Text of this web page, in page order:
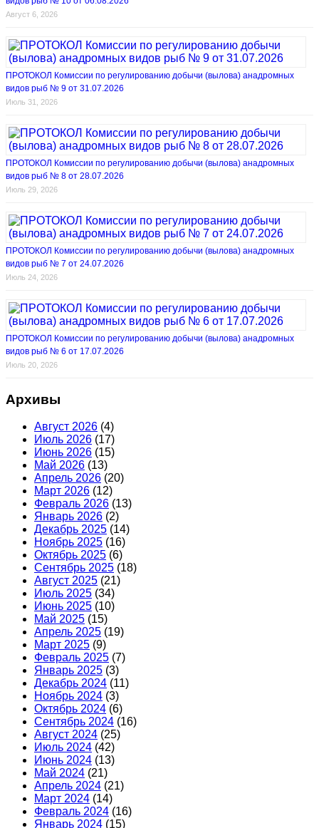
Август 6, 2026
ПРОТОКОЛ Комиссии по регулированию добычи (вылова) анадромных
видов рыб № 9 от 31.07.2026
Июль 31, 2026
ПРОТОКОЛ Комиссии по регулированию добычи (вылова) анадромных
видов рыб № 8 от 28.07.2026
Июль 29, 2026
ПРОТОКОЛ Комиссии по регулированию добычи (вылова) анадромных
видов рыб № 7 от 24.07.2026
Июль 24, 2026
ПРОТОКОЛ Комиссии по регулированию добычи (вылова) анадромных
видов рыб № 6 от 17.07.2026
Июль 20, 2026
Архивы
Август 2026 (4)
Июль 2026 (17)
Июнь 2026 (15)
Май 2026 (13)
Апрель 2026 (20)
Март 2026 (12)
Февраль 2026 (13)
Январь 2026 (2)
Декабрь 2025 (14)
Ноябрь 2025 (16)
Октябрь 2025 (6)
Сентябрь 2025 (18)
Август 2025 (21)
Июль 2025 (34)
Июнь 2025 (10)
Май 2025 (15)
Апрель 2025 (19)
Март 2025 (9)
Февраль 2025 (7)
Январь 2025 (3)
Декабрь 2024 (11)
Ноябрь 2024 (3)
Октябрь 2024 (6)
Сентябрь 2024 (16)
Август 2024 (25)
Июль 2024 (42)
Июнь 2024 (13)
Май 2024 (21)
Апрель 2024 (21)
Март 2024 (14)
Февраль 2024 (16)
Январь 2024 (15)